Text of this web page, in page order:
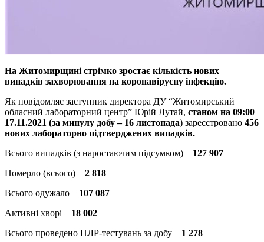
На Житомирщині стрімко зростає кількість нових
випадків захворювання на коронавірусну інфекцію.
Як повідомляє заступник директора ДУ “Житомирський
обласний лабораторний центр” Юрій Лутай, станом на 09:00
17.11.2021 (за минулу добу – 16 листопада) зареєстровано 456
нових лабораторно підтверджених випадків.
Всього випадків (з наростаючим підсумком) – 127 907
Померло (всього) – 2 818
Всього одужало – 107 087
Активні хворі – 18 002
Всього проведено ПЛР-тестувань за добу – 1 278